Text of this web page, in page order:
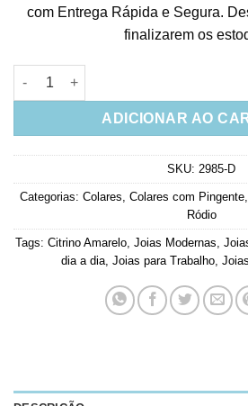
com Entrega Rápida e Segura.
finalizarem os
Colar Gota Luxuosa Citrino Amarelo
ADICIONAR AO
SKU: 2985-D
Categorias: Colares Colares com Pingente
Ródio
Tags: Citrino Amarelo, Joias Modernas
dia a dia Joias para Trabalho